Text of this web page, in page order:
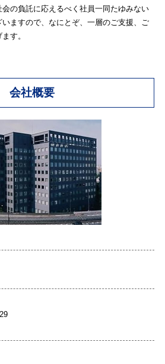
の負託に応えるべく社員一同たゆみない
ますので、なにとぞ、一層のご支援、ご
す。
会社概要